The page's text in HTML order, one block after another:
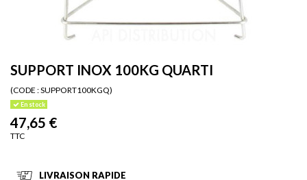
SUPPORT INOX 100KG QUARTI
(CODE :SUPPORT100KGQ)
En stock
47,65 €
TTC
LIVRAISON RAPIDE